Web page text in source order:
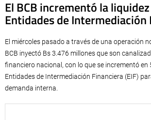
El BCB incrementó la
Entidades de Intermediación
El miércoles pasado a través de una operación
BCB inyectó Bs 3.476 millones que son
financiero nacional, con lo que se incrementó en
Entidades de Intermediación Financiera (EIF)
demanda interna.